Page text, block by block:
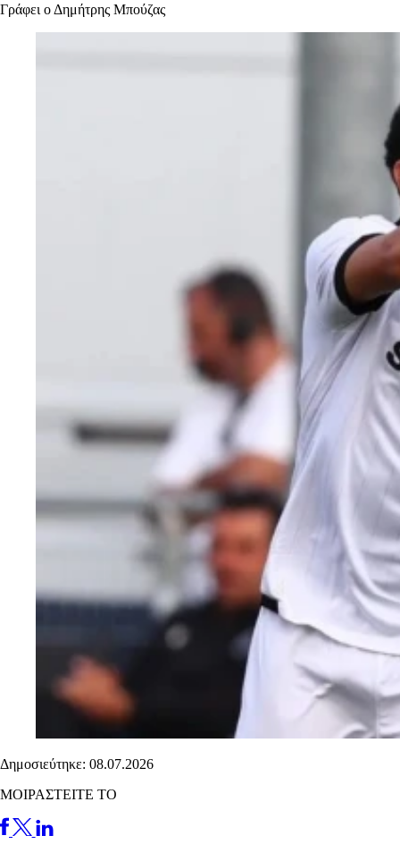
Γράφει ο Δημήτρης Μπούζας
Δημοσιεύτηκε: 08.07.2026
ΜΟΙΡΑΣΤΕΙΤΕ ΤΟ